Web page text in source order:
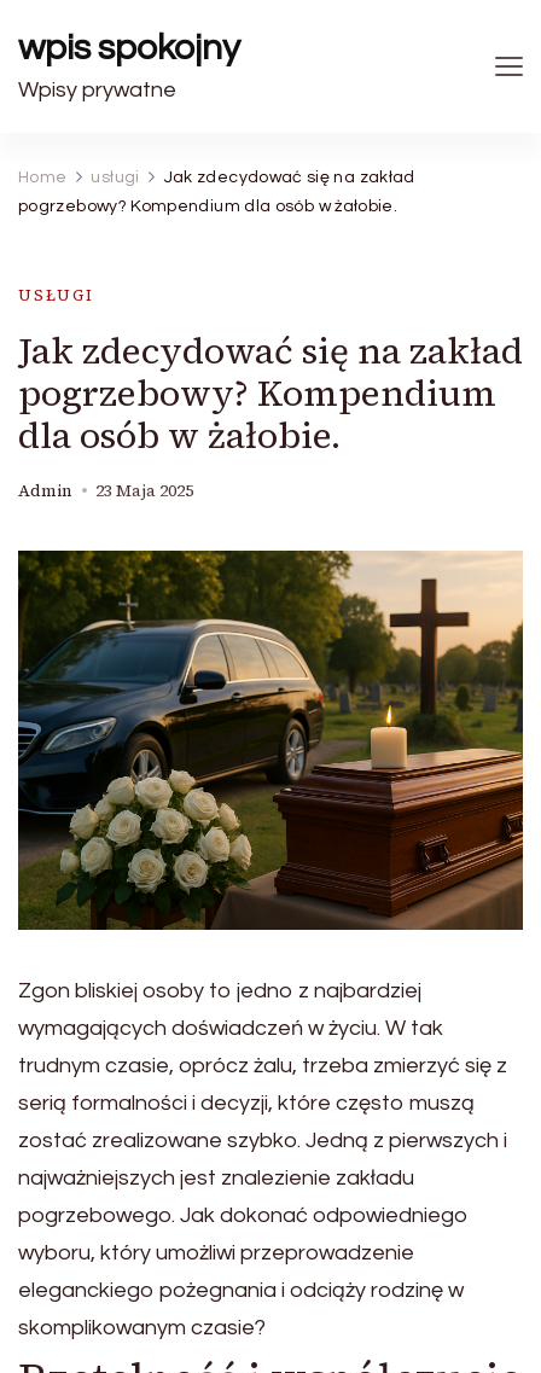
wpis spokojny
Wpisy prywatne
Home usługi
Jak zdecydować się na zakład
pogrzebowy? Kompendium dla osób w żałobie.
USŁUGI
Jak zdecydować się na zakład
pogrzebowy? Kompendium
dla osób w żałobie.
Admin 23 Maja 2025
Zgon bliskiej osoby to jedno z najbardziej
wymagających doświadczeń w życiu. W tak
trudnym czasie, oprócz żalu, trzeba zmierzyć się z
serią formalności i decyzji, które często muszą
zostać zrealizowane szybko. Jedną z pierwszych i
najważniejszych jest znalezienie zakładu
pogrzebowego. Jak dokonać odpowiedniego
wyboru, który umożliwi przeprowadzenie
eleganckiego pożegnania i odciąży rodzinę w
skomplikowanym czasie?